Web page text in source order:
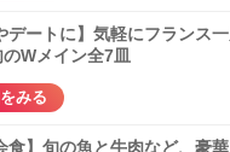
デートに】気軽にフランス
Wメイン全7皿
みる
食】旬の魚と牛肉など、豪